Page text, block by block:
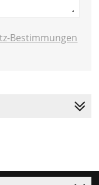
Bestimmungen